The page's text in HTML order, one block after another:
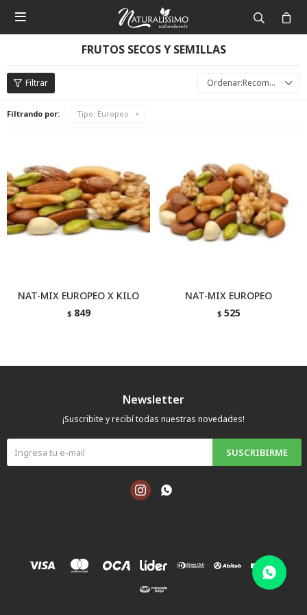

FRUTOS SECOS Y SEMILLAS
Recomendados
Filtrando por: Tipo: Europeo
NAT-MIX EUROPEO X KILO
$ 849
NAT-MIX EUROPEO
$ 525
Newsletter
¡Suscribite y recibí todas nuestras novedades!
SUSCRIBIRME
 